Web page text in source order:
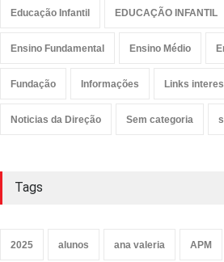
Educação Infantil EDUCAÇÃO INFANTIL
Ensino Fundamental Ensino Médio
Fundação Informações Links
Noticias da Direção Sem categoria
Tags
2025 alunos ana valeria APM